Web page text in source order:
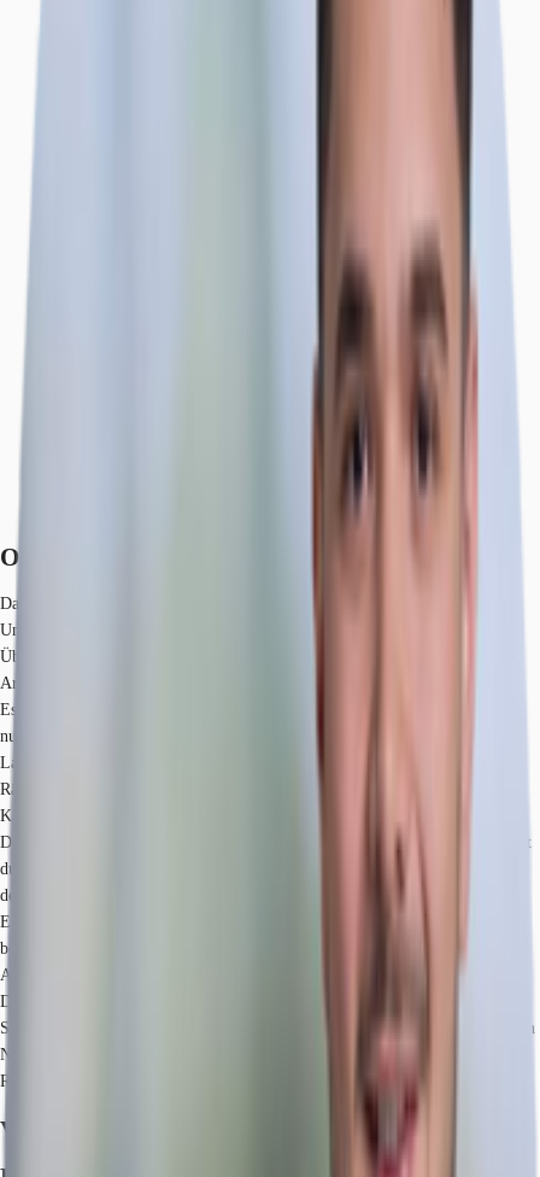
Objekt
Das Objekt aus den frühen 1990er Jahren befindet sich auf einem etablierten
Unternehmensgelände in verkehrsgünstiger Lage in Düsseldorf. Es kann vor
Übergabe renoviert werden und bietet in diesem Zuge eine zukunftsfähige
Arbeitsumgebung mit moderner Infrastruktur.
Es stehen Ihnen Büroflächen sowie Lagerflächen zur Verfügung, die flexibel
nutzbar sind und sich für verschiedene Arbeitsbereichskonzepte eignen. Ein
Lastenaufzug erleichtert den Transport von Materialien und Ausstattung. Die
Räumlichkeiten verfügen über Doppelboden mit Bodentanks für flexible
Kabelführung, CAT7-Verkabelung und Glasfaseranschluss für höchste
Datenübertragungsraten. Größtenteils sind Klimasplitgeräte installiert, ergänzt
durch einen außenliegenden Sonnenschutz auf der gesamten Etage. Im Kern
der Flächen befindet sich eine begrünte Terrasse zur exklusiven Nutzung.
Ein Empfangsbereich im Erdgeschoss kann optional bespielt werden, zudem
besteht die Möglichkeit zur Anbringung von Beschilderung und
Außenwerbung.
Direkt vor dem Eingang stehen 2 Außenstellplätze zur Verfügung, weitere
Stellplätze auf dem Gelände sind ebenfalls vorhanden. Zur gemeinschaftlichen
Nutzung stehen eine Kantine sowie ein Gartenbereich zur Verfügung – ideale
Rückzugsorte für Pausen und informellen Austausch im Grünen.
Verfügbare Fläche